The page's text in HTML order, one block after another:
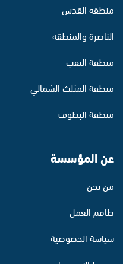
منطقة القدس
الناصرة والمنطقة
منطقة النقب
منطقة المثلث الشمالي
منطقة البطوف
عن المؤسسة
من نحن
طاقم العمل
سياسة الخصوصية